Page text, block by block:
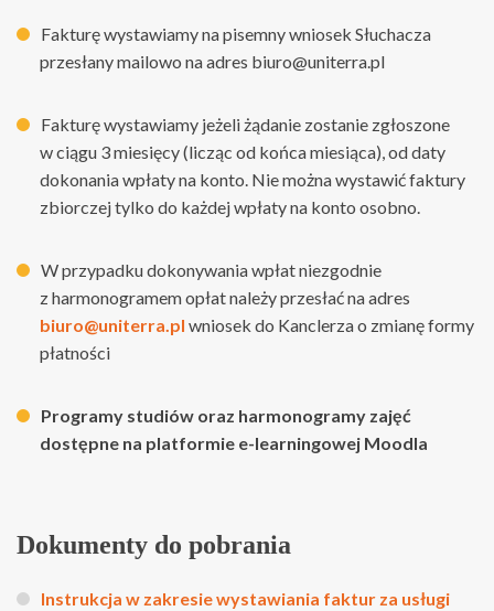
Fakturę wystawiamy na pisemny wniosek Słuchacza
przesłany mailowo na adres biuro@uniterra.pl
Fakturę wystawiamy jeżeli żądanie zostanie zgłoszone
w ciągu 3 miesięcy (licząc od końca miesiąca), od daty
dokonania wpłaty na konto. Nie można wystawić faktury
zbiorczej tylko do każdej wpłaty na konto osobno.
W przypadku dokonywania wpłat niezgodnie
z harmonogramem opłat należy przesłać na adres
biuro@uniterra.pl wniosek do Kanclerza o zmianę formy
płatności
Programy studiów oraz harmonogramy zajęć
dostępne na platformie e-learningowej Moodla
Dokumenty do pobrania
Instrukcja w zakresie wystawiania faktur za usługi